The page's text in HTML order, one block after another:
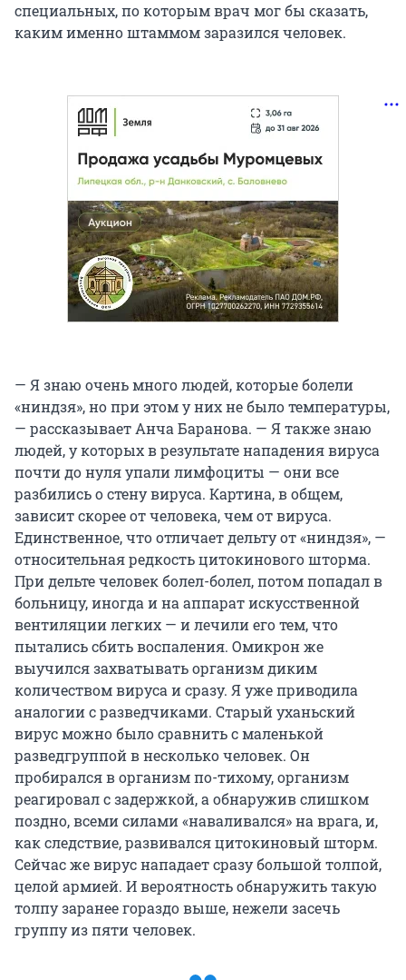
специальных, по которым врач мог бы сказать,
каким именно штаммом заразился человек.
— Я знаю очень много людей, которые болели
«ниндзя», но при этом у них не было температуры,
— рассказывает Анча Баранова. — Я также знаю
людей, у которых в результате нападения вируса
почти до нуля упали лимфоциты — они все
разбились о стену вируса. Картина, в общем,
зависит скорее от человека, чем от вируса.
Единственное, что отличает дельту от «ниндзя», —
относительная редкость цитокинового шторма.
При дельте человек болел-болел, потом попадал в
больницу, иногда и на аппарат искусственной
вентиляции легких — и лечили его тем, что
пытались сбить воспаления. Омикрон же
выучился захватывать организм диким
количеством вируса и сразу. Я уже приводила
аналогии с разведчиками. Старый уханьский
вирус можно было сравнить с маленькой
разведгруппой в несколько человек. Он
пробирался в организм по-тихому, организм
реагировал с задержкой, а обнаружив слишком
поздно, всеми силами «наваливался» на врага, и,
как следствие, развивался цитокиновый шторм.
Сейчас же вирус нападает сразу большой толпой,
целой армией. И вероятность обнаружить такую
толпу заранее гораздо выше, нежели засечь
группу из пяти человек.